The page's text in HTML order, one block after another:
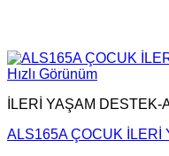
Hızlı Görünüm
İLERİ YAŞAM DESTEK-
ALS165A ÇOCUK İLERİ